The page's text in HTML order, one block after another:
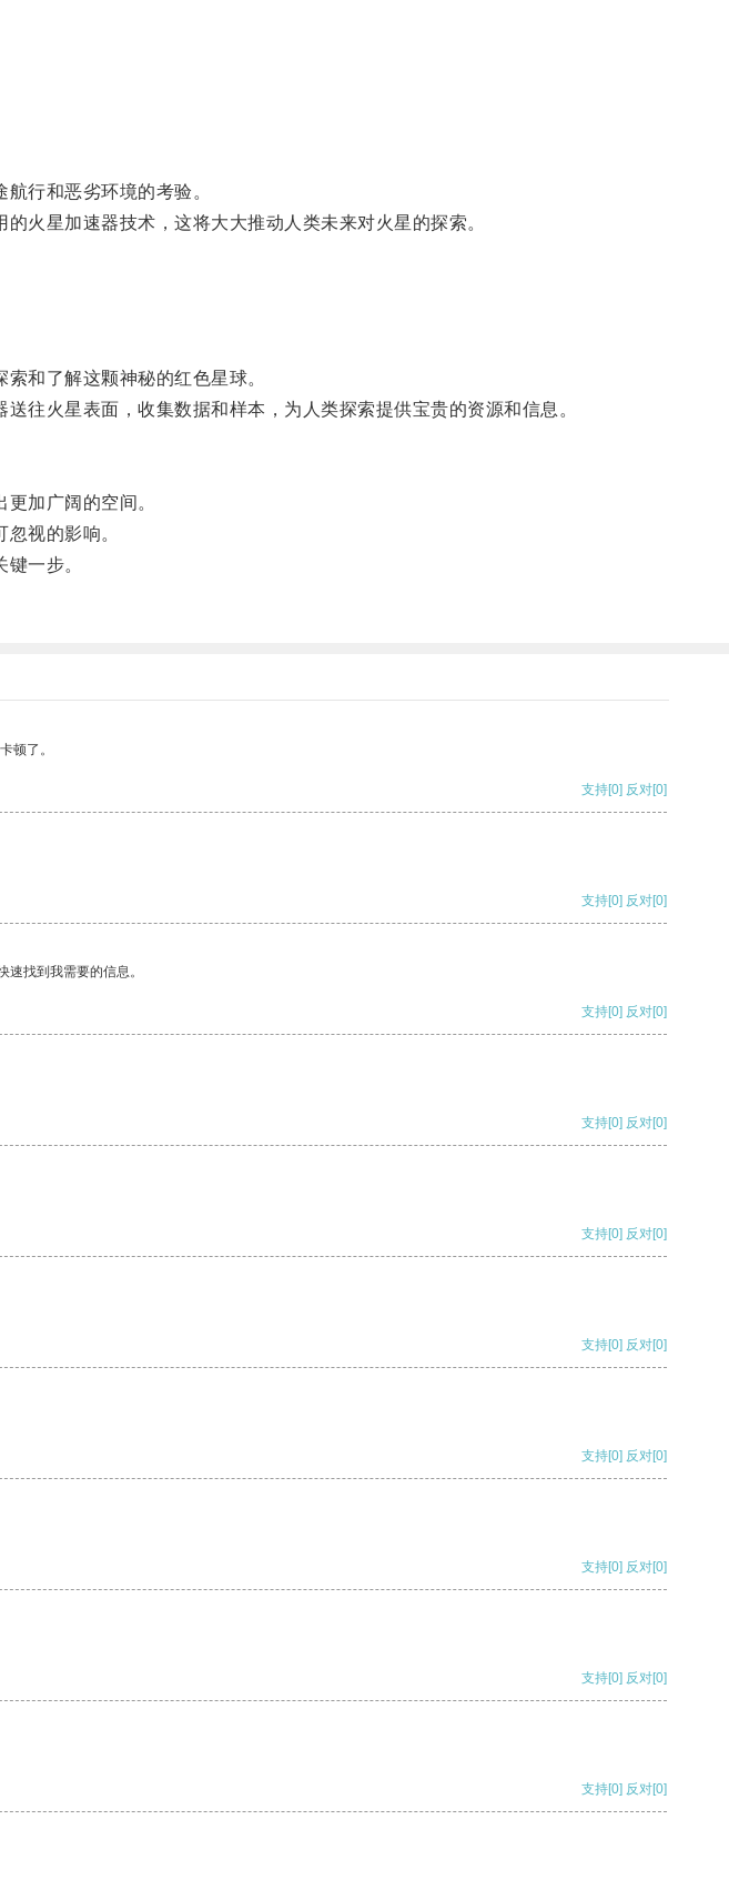
行和恶劣环境的考验。
星加速器技术，这将大大推动人类未来对火星的探索。
和了解这颗神秘的红色星球。
火星表面，收集数据和样本，为人类探索提供宝贵的资源和信息。
加广阔的空间。
视的影响。
一步。
顿了。
支持[0] 反对[0]
支持[0] 反对[0]
找到我需要的信息。
支持[0] 反对[0]
支持[0] 反对[0]
支持[0] 反对[0]
支持[0] 反对[0]
支持[0] 反对[0]
支持[0] 反对[0]
支持[0] 反对[0]
支持[0] 反对[0]